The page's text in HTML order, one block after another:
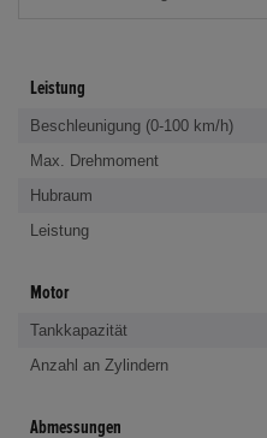
Leistung
Beschleunigung (0-100 km/h)
Max. Drehmoment
Hubraum
Leistung
Motor
Tankkapazität
Anzahl an Zylindern
Abmessungen